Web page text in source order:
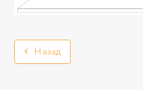
Назад